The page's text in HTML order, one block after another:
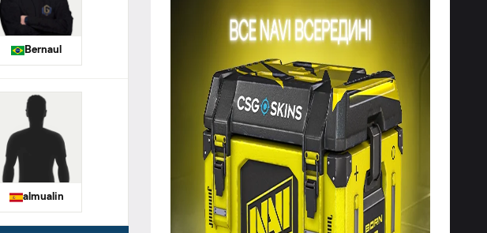
Bernaul
almualin